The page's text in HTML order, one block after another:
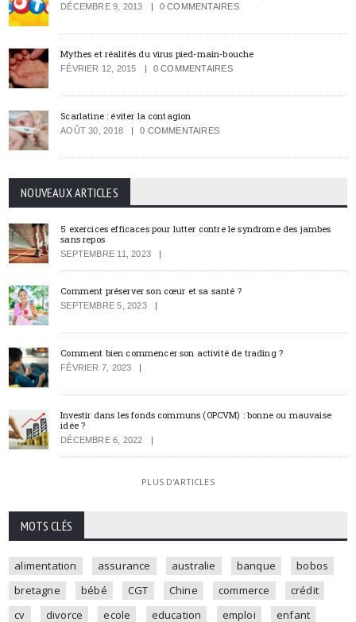
DÉCEMBRE 9, 2013 0 COMMENTAIRES
Mythes et réalités du virus pied-main-bouche
FÉVRIER 12, 2015 0 COMMENTAIRES
Scarlatine : éviter la contagion
AOÛT 30, 2018 0 COMMENTAIRES
NOUVEAUX ARTICLES
5 exercices efficaces pour lutter contre le syndrome des jambes
sans repos
SEPTEMBRE 11, 2023
Comment préserver son cœur et sa santé ?
SEPTEMBRE 5, 2023
Comment bien commencer son activité de trading ?
FÉVRIER 7, 2023
Investir dans les fonds communs (OPCVM) : bonne ou mauvaise
idée ?
DÉCEMBRE 6, 2022
PLUS D'ARTICLES
MOTS CLÉS
alimentation assurance australie banque
bobos
bretagne
bébé CGT Chine commerce
crédit
cv
divorce ecole education emploi
enfant